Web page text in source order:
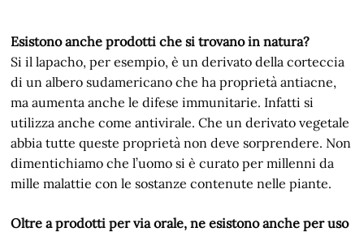
Esistono anche prodotti che si trovano in natura?
Si il lapacho, per esempio, è un derivato della corteccia
di un albero sudamericano che ha proprietà antiacne,
ma aumenta anche le difese immunitarie. Infatti si
utilizza anche come antivirale. Che un derivato vegetale
abbia tutte queste proprietà non deve sorprendere. Non
dimentichiamo che l’uomo si è curato per millenni da
mille malattie con le sostanze contenute nelle piante.
Oltre a prodotti per via orale, ne esistono anche per uso